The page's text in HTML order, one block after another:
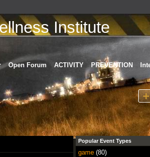
Institute
Open Forum ACTIVITY PREVENTION
Popular Event Types
game(80)